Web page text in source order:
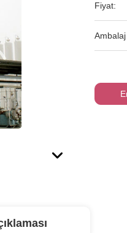
Fiyat:
Ambalaj